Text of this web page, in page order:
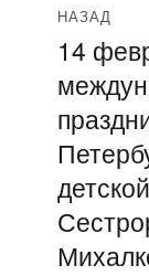
по
НАЗАД
запись:
14